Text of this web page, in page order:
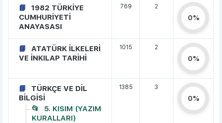
1982 TÜRKİYE
CUMHURİYETİ
ANAYASASI
769 2
0%
ATATÜRK İLKELERİ
VE İNKILAP TARİHİ
1015 2
0%
TÜRKÇE VE DİL
BİLGİSİ
5. KISIM (YAZIM
KURALLARI)
1385 3
0%